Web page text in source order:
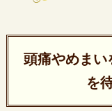
頭痛やめまい
を